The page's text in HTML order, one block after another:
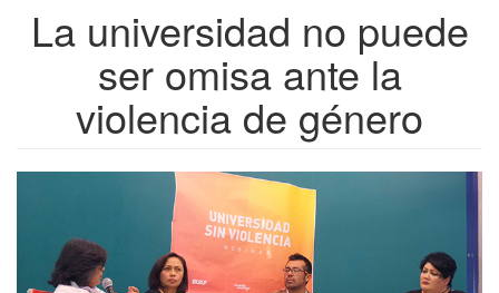
La universidad no puede
ser omisa ante la
violencia de género